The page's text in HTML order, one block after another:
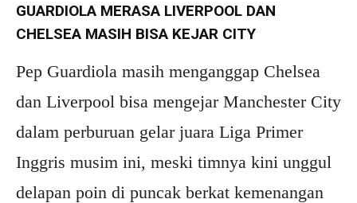
GUARDIOLA MERASA LIVERPOOL DAN
CHELSEA MASIH BISA KEJAR CITY
Pep Guardiola masih menganggap Chelsea
dan Liverpool bisa mengejar Manchester City
dalam perburuan gelar juara Liga Primer
Inggris musim ini, meski timnya kini unggul
delapan poin di puncak berkat kemenangan